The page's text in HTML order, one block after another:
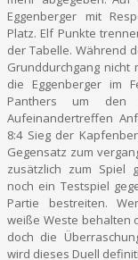
Eggenberger mit
Platz. Elf Punkte
der Tabelle. Während
Grunddurchgang
die Eggenberger im
Panthers um den
Aufeinandertreffen
8:4 Sieg der
Gegensatz zum
zusätzlich zum Spiel
noch ein Testspiel
Partie bestreiten.
weiße Weste behalten
doch die
wird dieses Duell